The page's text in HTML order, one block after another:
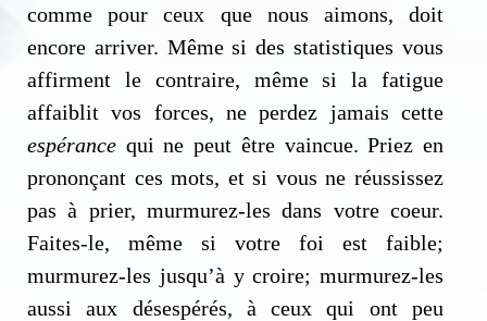
comme pour ceux que nous aimons, doit
encore arriver. Même si des statistiques vous
affirment le contraire, même si la fatigue
affaiblit vos forces, ne perdez jamais cette
espérance qui ne peut être vaincue. Priez en
prononçant ces mots, et si vous ne réussissez
pas à prier, murmurez-les dans votre coeur.
Faites-le, même si votre foi est faible;
murmurez-les jusqu’à y croire; murmurez-les
aussi aux désespérés, à ceux qui ont peu